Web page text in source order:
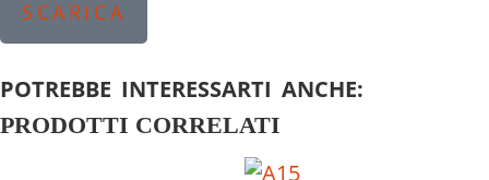
SCARICA
POTREBBE INTERESSARTI ANCHE:
PRODOTTI CORRELATI